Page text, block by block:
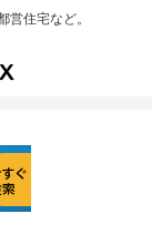
営住宅など。